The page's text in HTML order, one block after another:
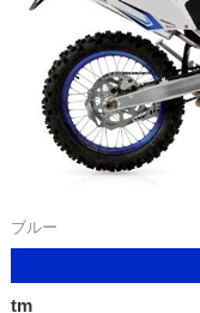
ブルー
tm